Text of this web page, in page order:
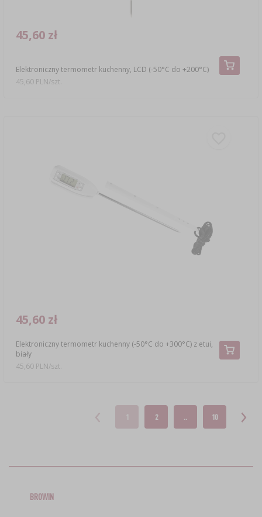
Elektroniczny termometr kuchenny, LCD (-50°C do +200°C)
45,60 zł
45,60 PLN/szt.
Elektroniczny termometr kuchenny (-50°C do +300°C) z etui,
biały
45,60 zł
45,60 PLN/szt.
1 2 .. 10
BROWIN